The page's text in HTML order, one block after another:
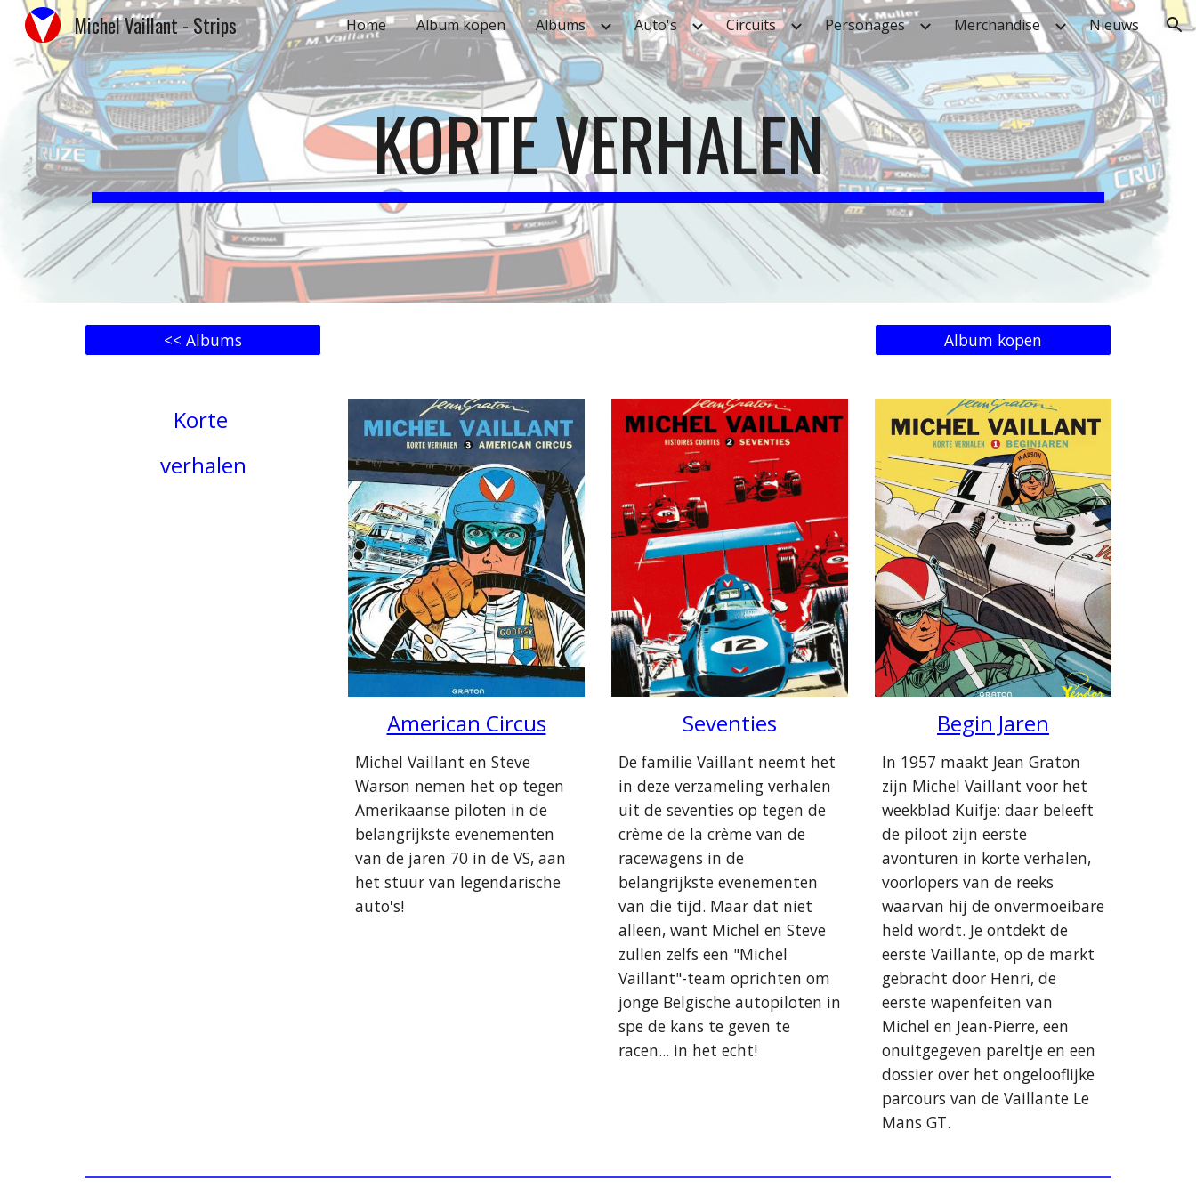
Skip to main content Skip to navigation
Michel Vaillant - Strips Home Album kopen Albums Auto's Circuits Personages Merchandise Nieuws
KORTE VERHALEN
<< Albums Album kopen
Korte
verhalen
American Circus
Michel Vaillant en Steve
Warson nemen het op tegen
Amerikaanse piloten in de
belangrijkste evenementen
van de jaren 70 in de VS, aan
het stuur van legendarische
auto's!
Seventies
De familie Vaillant neemt het
in deze verzameling verhalen
uit de seventies op tegen de
crème de la crème van de
racewagens in de
belangrijkste evenementen
van die tijd. Maar dat niet
alleen, want Michel en Steve
zullen zelfs een "Michel
Vaillant"-team oprichten om
jonge Belgische autopiloten in
spe de kans te geven te
racen... in het echt!
Begin Jaren
In 1957 maakt Jean Graton
zijn Michel Vaillant voor het
weekblad Kuifje: daar beleeft
de piloot zijn eerste
avonturen in korte verhalen,
voorlopers van de reeks
waarvan hij de onvermoeibare
held wordt. Je ontdekt de
eerste Vaillante, op de markt
gebracht door Henri, de
eerste wapenfeiten van
Michel en Jean-Pierre, een
onuitgegeven pareltje en een
dossier over het ongelooflijke
parcours van de Vaillante Le
Mans GT.